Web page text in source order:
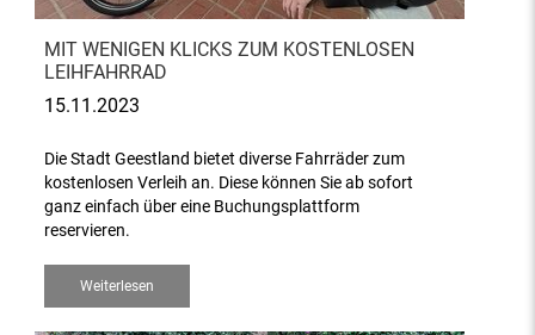
MIT WENIGEN KLICKS ZUM KOSTENLOSEN
LEIHFAHRRAD
15.11.2023
Die Stadt Geestland bietet diverse Fahrräder zum
kostenlosen Verleih an. Diese können Sie ab sofort
ganz einfach über eine Buchungsplattform
reservieren.
Weiterlesen